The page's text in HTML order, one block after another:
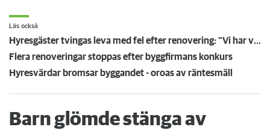
Läs också
Hyresgäster tvingas leva med fel efter renovering: "Vi har varit helt gråtfärdiga"
Flera renoveringar stoppas efter byggfirmans konkurs
Hyresvärdar bromsar byggandet - oroas av räntesmäll
Barn glömde stänga av